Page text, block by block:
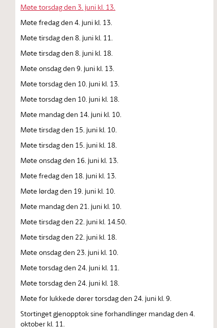
Møte torsdag den 3. juni kl. 13.
Møte fredag den 4. juni kl. 13.
Møte tirsdag den 8. juni kl. 11.
Møte tirsdag den 8. juni kl. 18.
Møte onsdag den 9. juni kl. 13.
Møte torsdag den 10. juni kl. 13.
Møte torsdag den 10. juni kl. 18.
Møte mandag den 14. juni kl. 10.
Møte tirsdag den 15. juni kl. 10.
Møte tirsdag den 15. juni kl. 18.
Møte onsdag den 16. juni kl. 13.
Møte fredag den 18. juni kl. 13.
Møte lørdag den 19. juni kl. 10.
Møte mandag den 21. juni kl. 10.
Møte tirsdag den 22. juni kl. 14.50.
Møte tirsdag den 22. juni kl. 18.
Møte onsdag den 23. juni kl. 10.
Møte torsdag den 24. juni kl. 11.
Møte torsdag den 24. juni kl. 18.
Møte for lukkede dører torsdag den 24. juni kl. 9.
Stortinget gjenopptok sine forhandlinger mandag den 4.
oktober kl. 11.